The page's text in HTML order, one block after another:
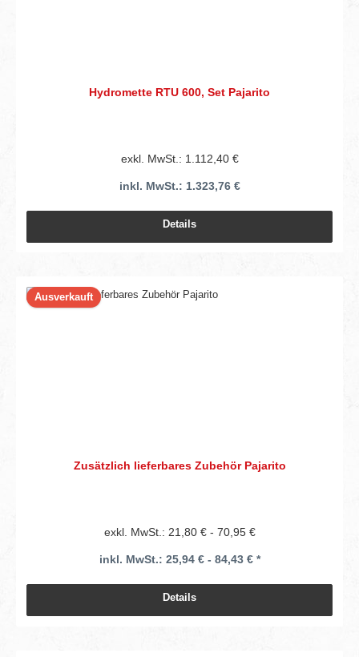
Hydromette RTU 600, Set Pajarito
exkl. MwSt.: 1.112,40 €
inkl. MwSt.: 1.323,76 €
Details
Ausverkauft
Zusätzlich lieferbares Zubehör Pajarito
exkl. MwSt.: 21,80 € - 70,95 €
inkl. MwSt.: 25,94 € - 84,43 € *
Details